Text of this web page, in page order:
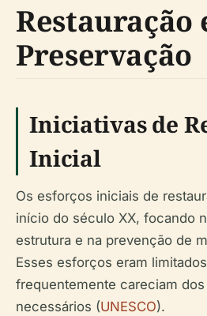
Restauração
Preservação
Iniciativas de
Inicial
Os esforços iniciais de
início do século XX, focando
estrutura e na prevenção de
Esses esforços eram
frequentemente careciam
necessários (UNESCO).